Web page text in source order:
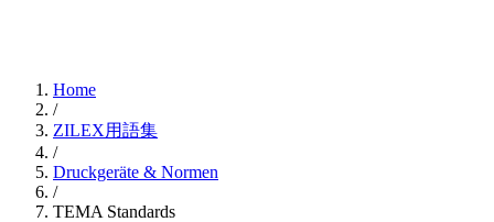
Home
/
ZILEX用語集
/
Druckgeräte & Normen
/
TEMA Standards